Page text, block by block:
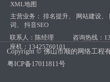
XML地图
主营业务：排名提升、 网站建设、
词 、抖音SEO
联系人：陈经理
咨询热线：
座机：13425760101
Copyright © 佛山市顺的网络工程
粤ICP备17011811号